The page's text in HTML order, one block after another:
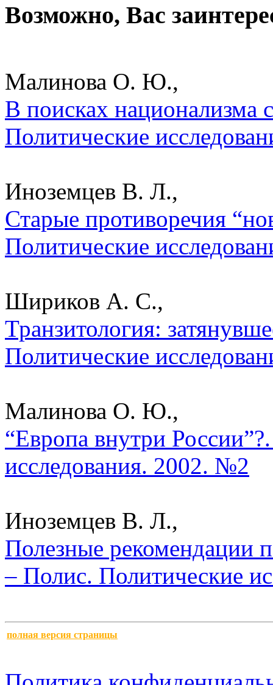
Возможно, Вас
Малинова О. Ю.,
В поисках национализма
Политические
Иноземцев В. Л.,
Старые противоречия
Политические
Шириков А. С.,
Транзитология:
Политические
Малинова О. Ю.,
“Европа внутри
исследования. 2002. №2
Иноземцев В. Л.,
Полезные рекомендации
– Полис. Политические
полная версия страницы